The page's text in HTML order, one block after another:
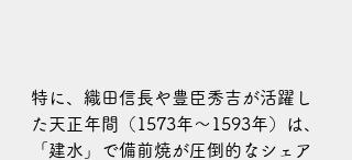
特に、織田信長や豊臣秀吉が活躍し
た天正年間（1573年～1593年）は、
「建水」で備前焼が圧倒的なシェア